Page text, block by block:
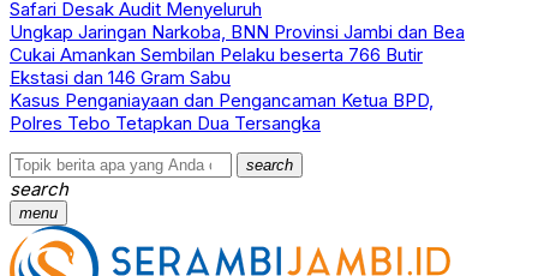
Safari Desak Audit Menyeluruh
Ungkap Jaringan Narkoba, BNN Provinsi Jambi dan Bea
Cukai Amankan Sembilan Pelaku beserta 766 Butir
Ekstasi dan 146 Gram Sabu
Kasus Penganiayaan dan Pengancaman Ketua BPD,
Polres Tebo Tetapkan Dua Tersangka
search
search
menu